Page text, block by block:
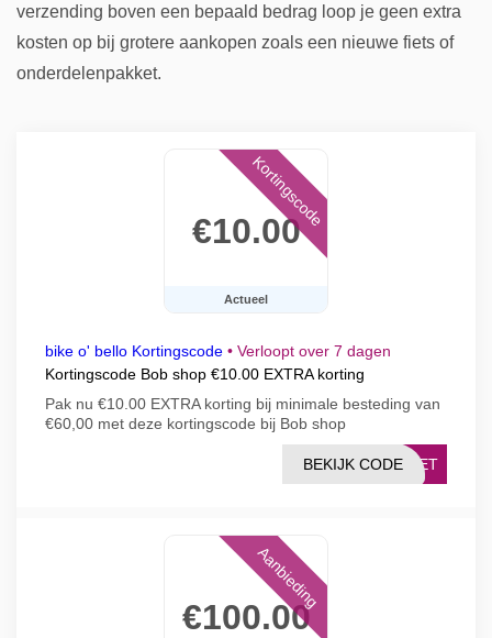
verzending boven een bepaald bedrag loop je geen extra
kosten op bij grotere aankopen zoals een nieuwe fiets of
onderdelenpakket.
€10.00
Actueel
Kortingscode
bike o' bello Kortingscode • Verloopt over 7 dagen
Kortingscode Bob shop €10.00 EXTRA korting
Pak nu €10.00 EXTRA korting bij minimale besteding van
€60,00 met deze kortingscode bij Bob shop
CKET
BEKIJK CODE
€100.00
Aanbieding